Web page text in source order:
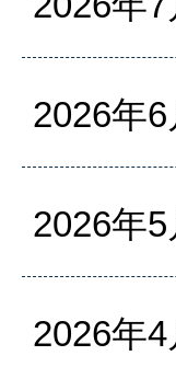
2026年6
2026年5
2026年4